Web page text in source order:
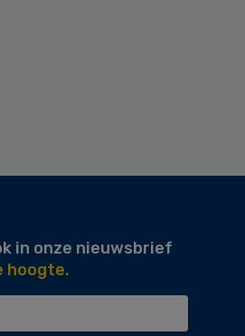
in onze nieuwsbrief
hoogte.